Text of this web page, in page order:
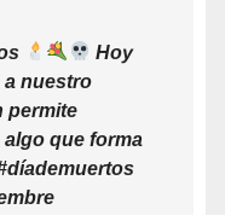
Hoy
a nuestro
permite
que forma